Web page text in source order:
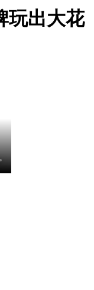
玩出大花